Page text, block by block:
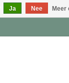
Ja Nee Meer